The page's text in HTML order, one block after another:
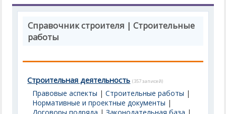
Справочник строителя | Строительные
работы
Строительная деятельность (357 записей)
Правовые аспекты |Строительные работы |
Нормативные и проектные документы |